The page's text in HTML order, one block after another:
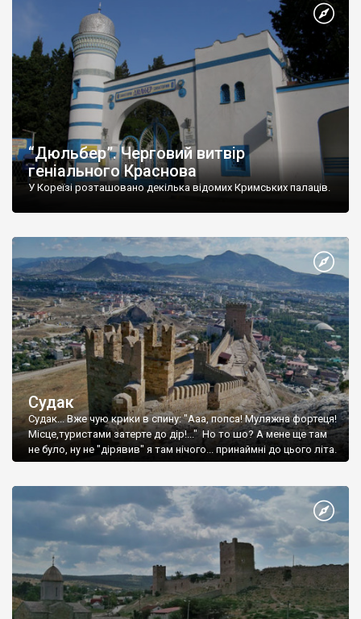
“Дюльбер”. Черговий витвір
геніального Краснова
У Кореїзі розташовано декілька відомих Кримських палаців.
Судак
Судак... Вже чую крики в спину: "Ааа, попса! Муляжна фортеця!
Місце,туристами затерте до дір!..." Но то шо? А мене ще там
не було, ну не "дірявив" я там нічого... принаймні до цього літа.